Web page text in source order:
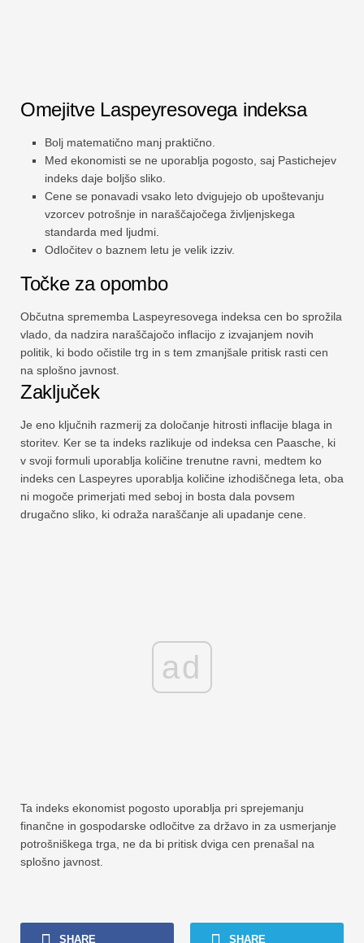
Omejitve Laspeyresovega indeksa
Bolj matematično manj praktično.
Med ekonomisti se ne uporablja pogosto, saj Pastichejev
indeks daje boljšo sliko.
Cene se ponavadi vsako leto dvigujejo ob upoštevanju
vzorcev potrošnje in naraščajočega življenjskega
standarda med ljudmi.
Odločitev o baznem letu je velik izziv.
Točke za opombo
Občutna sprememba Laspeyresovega indeksa cen bo sprožila
vlado, da nadzira naraščajočo inflacijo z izvajanjem novih
politik, ki bodo očistile trg in s tem zmanjšale pritisk rasti cen
na splošno javnost.
Zaključek
Je eno ključnih razmerij za določanje hitrosti inflacije blaga in
storitev. Ker se ta indeks razlikuje od indeksa cen Paasche, ki
v svoji formuli uporablja količine trenutne ravni, medtem ko
indeks cen Laspeyres uporablja količine izhodiščnega leta, oba
ni mogoče primerjati med seboj in bosta dala povsem
drugačno sliko, ki odraža naraščanje ali upadanje cene.
ad
Ta indeks ekonomist pogosto uporablja pri sprejemanju
finančne in gospodarske odločitve za državo in za usmerjanje
potrošniškega trga, ne da bi pritisk dviga cen prenašal na
splošno javnost.
SHARE SHARE